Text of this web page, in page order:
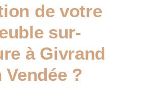
de votre
sur-
à Givrand
Vendée ?